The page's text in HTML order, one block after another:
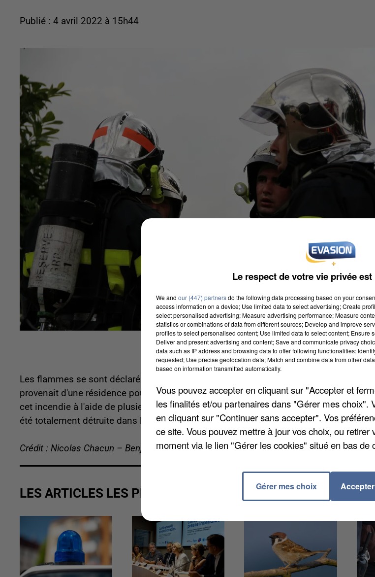
Publié : 4 avril 2022 à 15h44
Les flammes se sont déclarés dimanche en début d'après-midi, dans la rue de
provenait d'une résidence pourtant à l'abandon. De nombreux pompiers ont pu
cet incendie à l'aide de plusieurs lances. L'origine de ce foyer reste encore à
été totalement détruite dans les flammes.
Crédit : Nicolas Chacun – Benjamin Swiniarski
LES ARTICLES LES PLUS VUS
Le respect de votre vie privée
We and our (447) partnersdo the following data processing based on your
access information on a device; Use limited data to select advertising; Create
select personalised advertising; Measure advertising performance; Measure
statistics or combinations of data from different sources; Develop and improve
profiles to select personalised content; Use limited data to select content; Ensure
Deliver and present advertising and content; Save and communicate privacy
data such as IP address and browsing data to offer following functionalities:
requested; Use precise geolocation data; Match and combine data from other
based on information transmitted automatically.
Vous pouvez accepter en cliquant sur "Accepter et
les finalités et/ou partenaires dans "Gérer mes choix".
en cliquant sur "Continuer sans accepter". Vos
ce site. Vous pouvez mettre à jour vos choix, ou retirer
moment via le lien "Gérer les cookies" situé en bas de
Gérer mes choix